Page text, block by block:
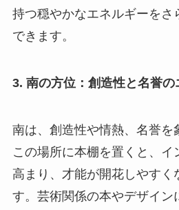
持つ穏やかなエネルギーをさ
できます。
3. 南の方位：創造性と名誉の
南は、創造性や情熱、名誉を
この場所に本棚を置くと、イ
高まり、才能が開花しやすく
す。芸術関係の本やデザイン